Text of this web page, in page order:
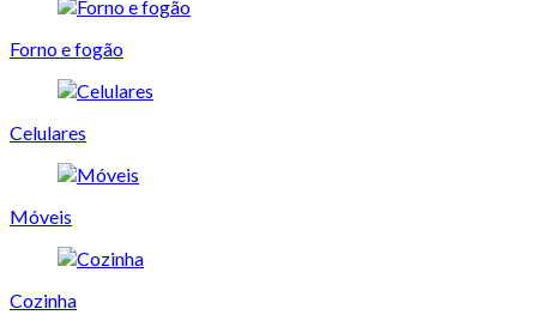
Forno e fogão
Celulares
Móveis
Cozinha